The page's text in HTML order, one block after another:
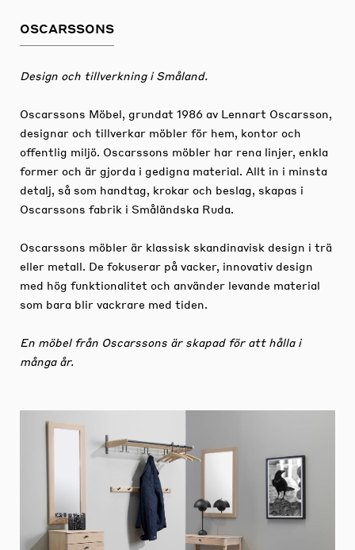
OSCARSSONS
Design och tillverkning i Småland.
Oscarssons Möbel, grundat 1986 av Lennart Oscarsson,
designar och tillverkar möbler för hem, kontor och
offentlig miljö. Oscarssons möbler har rena linjer, enkla
former och är gjorda i gedigna material. Allt in i minsta
detalj, så som handtag, krokar och beslag, skapas i
Oscarssons fabrik i Småländska Ruda.
Oscarssons möbler är klassisk skandinavisk design i trä
eller metall. De fokuserar på vacker, innovativ design
med hög funktionalitet och använder levande material
som bara blir vackrare med tiden.
En möbel från Oscarssons är skapad för att hålla i
många år.